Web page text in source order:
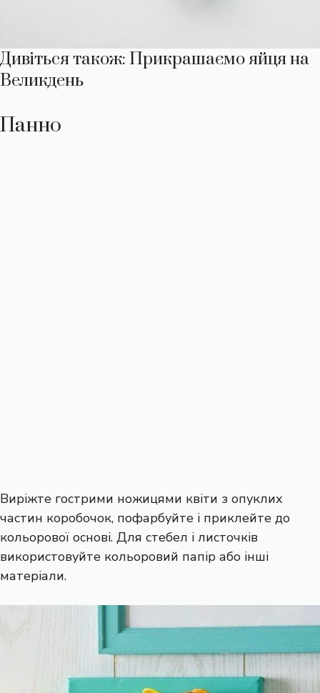
Дивіться також: Прикрашаємо яйця на
Великдень
Панно
Виріжте гострими ножицями квіти з опуклих
частин коробочок, пофарбуйте і приклейте до
кольорової основі. Для стебел і листочків
використовуйте кольоровий папір або інші
матеріали.